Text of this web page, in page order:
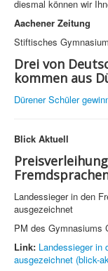
diesmal können wir
Aachener Zeitung
Stiftisches
Drei von
kommen aus
Dürener Schüler
Blick Aktuell
Landessieger in den
ausgezeichnet
PM des Gymnasiums
Link: Landessieger in
ausgezeichnet (blick-